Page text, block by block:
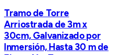
Tramo de Torre
Arriostrada de 3m x
30cm, Galvanizado por
Inmersión, Hasta 30 m de